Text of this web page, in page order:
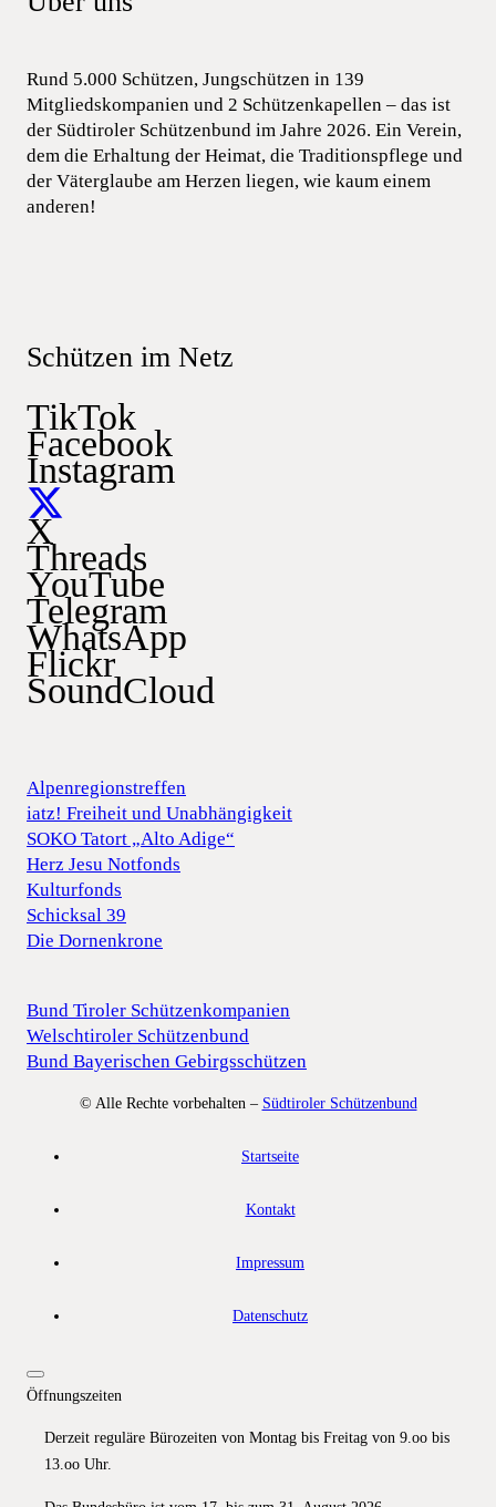
Rund 5.000 Schützen, Jungschützen in 139
Mitgliedskompanien und 2 Schützenkapellen – das ist
der Südtiroler Schützenbund im Jahre 2026. Ein Verein,
dem die Erhaltung der Heimat, die Traditionspflege und
der Väterglaube am Herzen liegen, wie kaum einem
anderen!
Schützen im Netz
TikTok
Facebook
Instagram
X
Threads
YouTube
Telegram
WhatsApp
Flickr
SoundCloud
Alpenregionstreffen
iatz! Freiheit und Unabhängigkeit
SOKO Tatort „Alto Adige“
Herz Jesu Notfonds
Kulturfonds
Schicksal 39
Die Dornenkrone
Bund Tiroler Schützenkompanien
Welschtiroler Schützenbund
Bund Bayerischen Gebirgsschützen
© Alle Rechte vorbehalten – Südtiroler Schützenbund
Startseite
Kontakt
Impressum
Datenschutz
Öffnungszeiten
Derzeit reguläre Bürozeiten von Montag bis Freitag von 9.oo bis
13.oo Uhr.